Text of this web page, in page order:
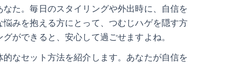
た。毎日のスタイリングや外出時に、自信を
みを抱える方にとって、つむじハゲを隠す方
ができると、安心して過ごせますよね。
なセット方法を紹介します。あなたが自信を